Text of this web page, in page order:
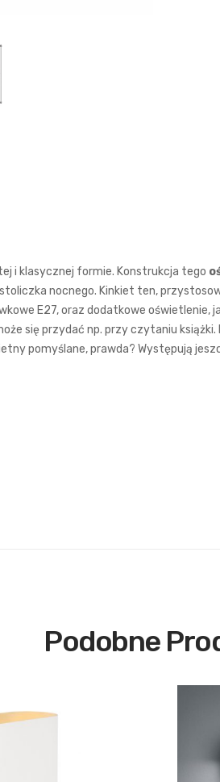
i klasycznej formie. Konstrukcja tego
nocnego. Kinkiet ten,
E27, oraz dodatkowe oświetlenie,
się przydać np. przy czytaniu
pomyślane, prawda? Występują
Podobne